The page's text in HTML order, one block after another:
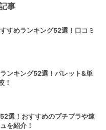
事
すめランキング52選！口コミ
ンキング52選！パレット&単
！
選！おすすめのプチプラや速
を紹介！